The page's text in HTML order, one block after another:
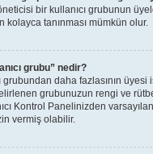
bir kullanıcı grubunun
kolayca tanınması mümkün olur.
grubu” nedir?
grubundan daha fazlasının
grubunuzun rengi ve
Kontrol Panelinizden
vermiş olabilir.